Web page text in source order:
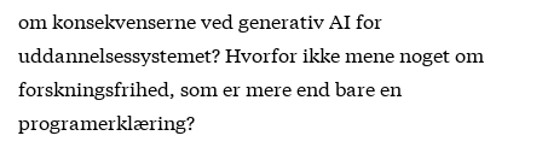
om konsekvenserne ved generativ AI for
uddannelsessystemet? Hvorfor ikke mene noget om
forskningsfrihed, som er mere end bare en
programerklæring?